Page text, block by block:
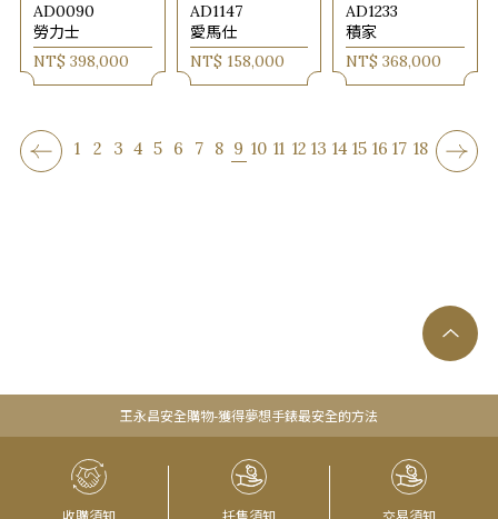
AD0090
勞力士
NT$ 398,000
AD1147
愛馬仕
NT$ 158,000
AD1233
積家
NT$ 368,000
1 2 3 4 5 6 7 8 9 10 11 12 13 14 15 16 17 18
王永昌安全購物-獲得夢想手錶最安全的方法